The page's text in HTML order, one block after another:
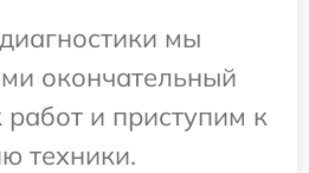
мы
окончательный
работ и приступим к
техники.